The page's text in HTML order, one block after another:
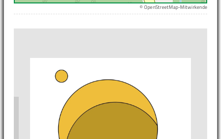
© OpenStreetMap-Mitwirkende